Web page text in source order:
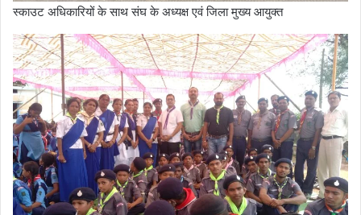
स्काउट अधिकारियों के साथ संघ के अध्यक्ष एवं जिला मुख्य आयुक्त